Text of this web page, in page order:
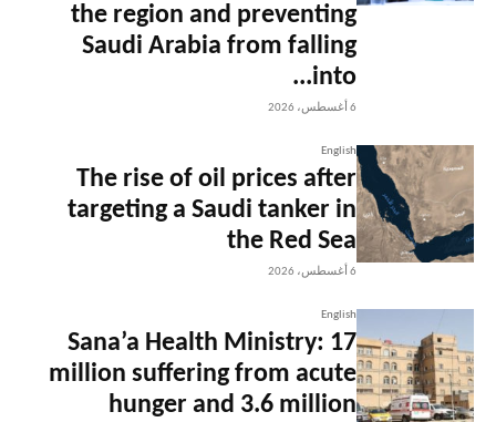
the region and preventing
Saudi Arabia from falling
into...
6 أغسطس، 2026
English
The rise of oil prices after
targeting a Saudi tanker in
the Red Sea
6 أغسطس، 2026
English
Sana’a Health Ministry: 17
million suffering from acute
hunger and 3.6 million